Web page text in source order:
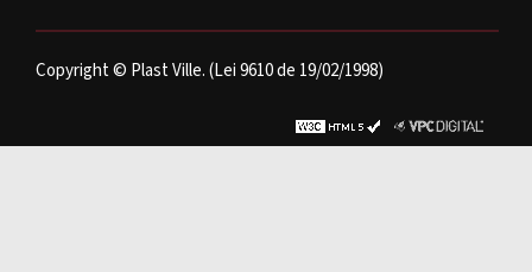
Copyright © Plast Ville. (Lei 9610 de 19/02/1998)